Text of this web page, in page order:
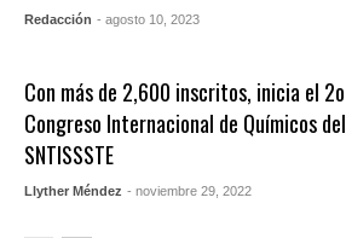
Redacción - agosto 10, 2023
Con más de 2,600 inscritos, inicia el 2o
Congreso Internacional de Químicos del
SNTISSSTE
Llyther Méndez - noviembre 29, 2022